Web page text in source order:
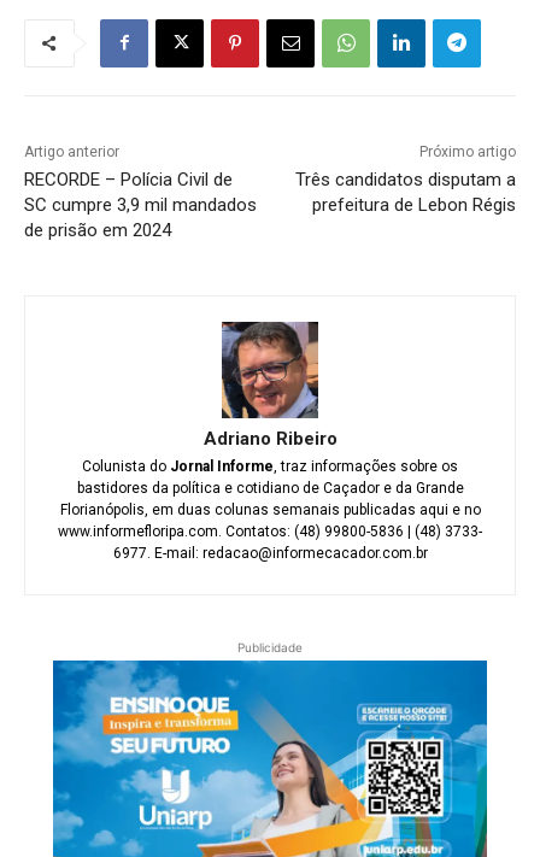
Artigo anterior
RECORDE – Polícia Civil de
SC cumpre 3,9 mil mandados
de prisão em 2024
Próximo artigo
Três candidatos disputam a
prefeitura de Lebon Régis
Adriano Ribeiro
Colunista do Jornal Informe , traz informações sobre os
bastidores da política e cotidiano de Caçador e da Grande
Florianópolis, em duas colunas semanais publicadas aqui e no
www.informefloripa.com. Contatos: (48) 99800-5836 | (48) 3733-
6977. E-mail: redacao@informecacador.com.br
Publicidade